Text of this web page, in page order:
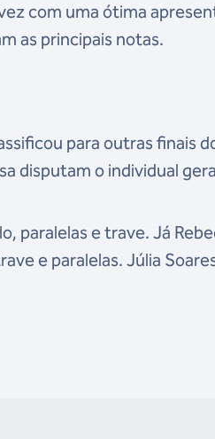
com uma ótima
as principais notas.
para outras finais
disputam o individual
paralelas e trave. Já
e paralelas.Júlia